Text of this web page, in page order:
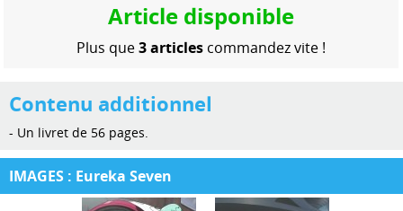
Article disponible
Plus que3 articles commandez vite !
Contenu additionnel
- Un livret de 56 pages.
IMAGES : Eureka Seven